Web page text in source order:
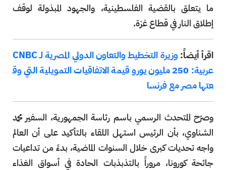
ما يتعلق بالقضية الفلسطينية، والجهود المبذولة لوقف
إطلاق النار في قطاع غزة.
اقرأ أيضاً:
وزيرة التخطيط والتعاون الدولي المصرية لـ CNBC
عربية: 250 مليون يورو قيمة الاتفاقيات التمويلية التي وق
عتها مصر مع فرنسا
وصرّح المتحدث الرسمي باسم رئاسة الجمهورية، السفير محمد
الشناوي، بأن الرئيس استهل اللقاء بالتأكيد على أن العالم
واجه تحديات كبرى خلال السنوات الماضية، بدءً من تداعيات
جائحة كورونا، مروراً بالتذبذبات الحادة في أسواق الغذاء